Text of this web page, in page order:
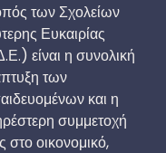
των Σχολείων
Ευκαιρίας
είναι η συνολική
των
και η
συμμετοχή
στο οικονομικό,